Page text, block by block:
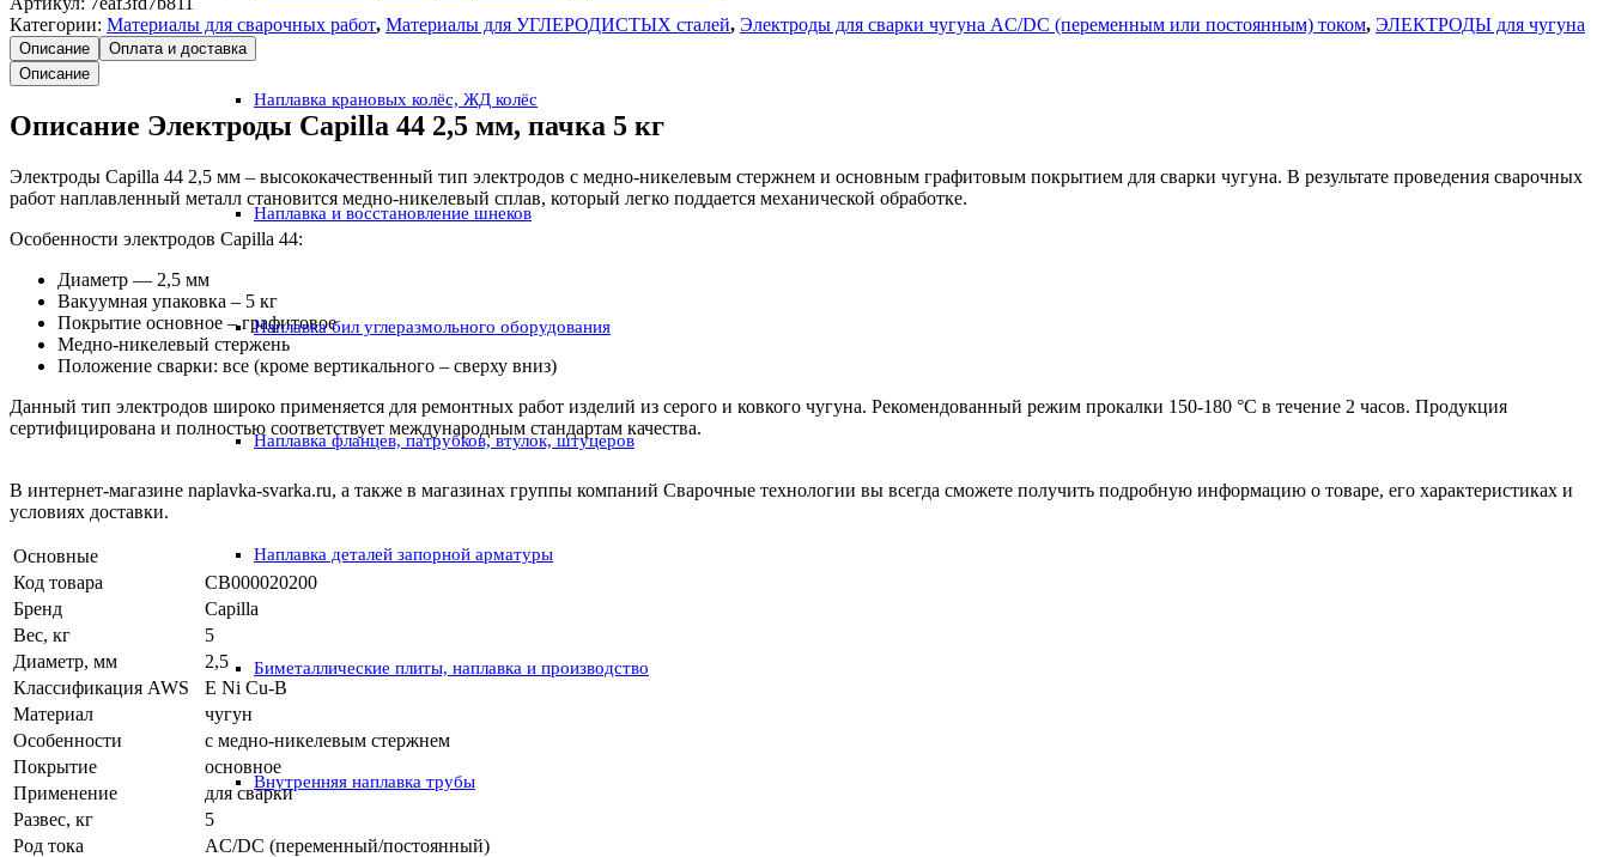
Наплавка крановых колёс, ЖД колёс
Наплавка и восстановление шнеков
Наплавка бил углеразмольного оборудования
Наплавка фланцев, патрубков, втулок, штуцеров
Наплавка деталей запорной арматуры
Биметаллические плиты, наплавка и производство
Внутренняя наплавка трубы
Категории: Материалы для сварочных работ, Материалы для УГЛЕРОДИСТЫХ сталей, Электроды для сварки чугуна AC/DC (переменным или постоянным) током, ЭЛЕКТРОДЫ для чугуна
Описание
Оплата и доставка
Описание
Описание Электроды Capilla 44 2,5 мм, пачка 5 кг
Электроды Capilla 44 2,5 мм – высококачественный тип электродов с медно-никелевым стержнем и основным графитовым покрытием для сварки чугуна. В результате проведения сварочных
работ наплавленный металл становится медно-никелевый сплав, который легко поддается механической обработке.
Особенности электродов Capilla 44:
Диаметр — 2,5 мм
Вакуумная упаковка – 5 кг
Покрытие основное – графитовое
Медно-никелевый стержень
Положение сварки: все (кроме вертикального – сверху вниз)
Данный тип электродов широко применяется для ремонтных работ изделий из серого и ковкого чугуна. Рекомендованный режим прокалки 150-180 °C в течение 2 часов. Продукция
сертифицирована и полностью соответствует международным стандартам качества.
В интернет-магазине naplavka-svarka.ru, а также в магазинах группы компаний Сварочные технологии вы всегда сможете получить подробную информацию о товаре, его характеристиках и
условиях доставки.
Основные
Код товара
СВ000020200
Бренд
Capilla
Вес, кг
5
Диаметр, мм
2,5
Классификация AWS
E Ni Cu-B
Материал
чугун
Особенности
с медно-никелевым стержнем
Покрытие
основное
Применение
для сварки
Развес, кг
5
Род тока
AC/DC (переменный/постоянный)